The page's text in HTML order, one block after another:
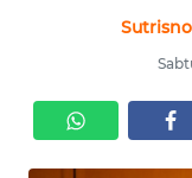
POLHUKAM
KRIMINAL
EKUIN